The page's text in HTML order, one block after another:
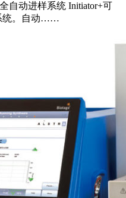
自动进样系统 Initiator+可
统。自动……